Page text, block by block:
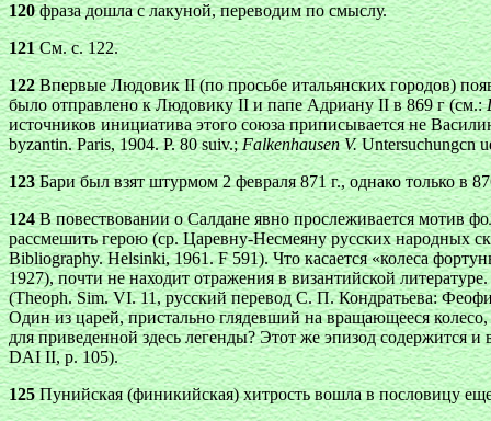
120фраза дошла с лакуной, переводим по смыслу.
121См. с. 122.
122Впервые Людовик II (по просьбе итальянских городов)
было отправлено к Людовику II и папе Адриану II в 869 г (см.:
источников инициатива этого союза приписывается не
byzantin. Paris, 1904. P. 80 suiv.;Falkenhausen V.Untersuchungcn
123Бари был взят штурмом 2 февраля 871 г., однако только в
124В повествовании о Салдане явно прослеживается мотив
рассмешить герою (ср. Царевну-Несмеяну русских народных
Bibliography. Helsinki, 1961. F 591). Что касается «колеса
1927), почти не находит отражения в византийской
(Theoph. Sim. VI. 11, русский перевод С. П. Кондратьева:
Один из царей, пристально глядевший на вращающееся
для приведенной здесь легенды? Этот же эпизод
DAI II, р. 105).
125Пунийская (финикийская) хитрость вошла в пословицу